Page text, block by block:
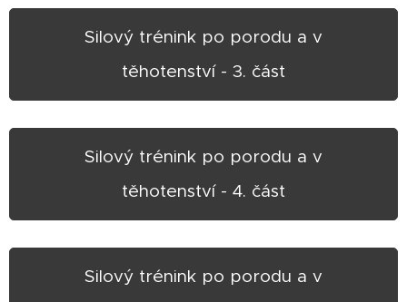
Silový trénink po porodu a v
těhotenství - 3. část
Silový trénink po porodu a v
těhotenství - 4. část
Silový trénink po porodu a v